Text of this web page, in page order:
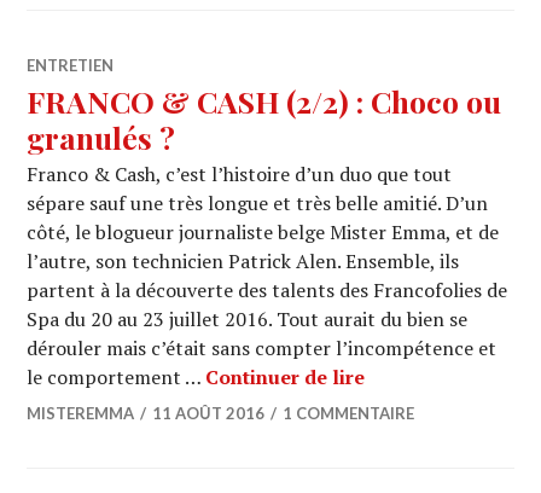
ENTRETIEN
FRANCO & CASH (2/2) : Choco ou
granulés ?
Franco & Cash, c’est l’histoire d’un duo que tout
sépare sauf une très longue et très belle amitié. D’un
côté, le blogueur journaliste belge Mister Emma, et de
l’autre, son technicien Patrick Alen. Ensemble, ils
partent à la découverte des talents des Francofolies de
Spa du 20 au 23 juillet 2016. Tout aurait du bien se
dérouler mais c’était sans compter l’incompétence et
le comportement … Continuer de lireFRANCO & CASH
MISTEREMMA 11 AOÛT 2016 1 COMMENTAIRE